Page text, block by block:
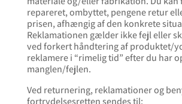
repareret, ombyttet, pengene retur
prisen, afhængig af den konkrete
Reklamationen gælder ikke fejl eller
ved forkert håndtering af produktet/
reklamere i “rimelig tid” efter du har
manglen/fejlen.
Ved returnering, reklamationer og
fortrydelsesretten sendes til: